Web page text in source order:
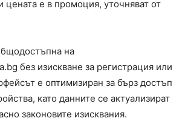
цената е в промоция, уточняват от
на
без изискване за регистрация или
е оптимизиран за бърз достъп
като данните се актуализират
законовите изисквания.